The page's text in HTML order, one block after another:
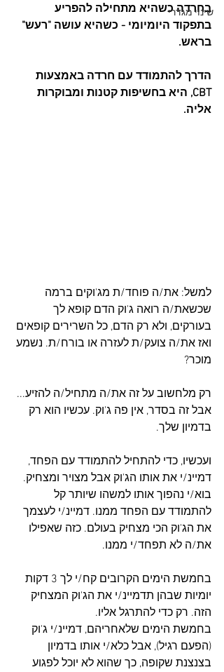
שינוי מגדרי
בחרדה כשהיא מתחילה להפריע
בתפקוד היומיומי - כשהיא עושה "רעש"
בראש.
הדרך להתמודד עם חרדה באמצעות
CBT, היא בחשיפות קטנות ומבוקרות
אליה.
למשל: את/ה פוחד/ת מג'וקים ברמה
שכשאת/ה רואה ג'וק הדם קופא לך
בעורקים, ולא רק הדם, כל השרירים קופאים
ואז את/ה צועק/ת לעזרה או בורח/ת. נשמע
מוכר?
רק מלחשוב על זה את/ה מתחיל/ה להזיע...
אבל זה בסדר, אין פה ג'וק. עכשיו הוא רק
בדמיון שלך.
ועכשיו, כדי להתחיל להתמודד עם הפחד,
דמיינ/י את אותו הג'וק אבל מצויר ומצחיק.
בוא/י נהפוך אותו למשהו שיותר קל
להתמודד עם הפחד ממנו. דמיינ/י לעצמך
את הג'וק הכי מצחיק בעולם. כזה שאפילו
את/ה לא תפחד/י ממנו.
בחמשת הימים הקרובים קח/י לך 3 דקות
יומיות שבהן תדמיינ/י את הג'וק המצחיק
הזה. רק כדי להתרגל אליו.
בחמשת הימים שלאחריהם, דמיינ/י ג'וק
(הפעם רגיל), אבל כלא/י אותו בדמיון
בצנצנת שקופה, כך שהוא לא יוכל לפגוע